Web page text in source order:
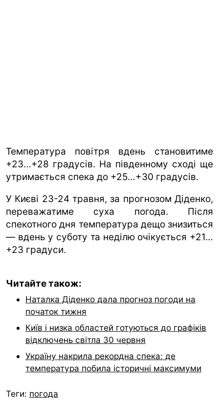
Температура повітря вдень становитиме
+23…+28 градусів. На південному сході ще
утримається спека до +25…+30 градусів.
У Києві 23-24 травня, за прогнозом Діденко,
переважатиме суха погода. Після
спекотного дня температура дещо знизиться
— вдень у суботу та неділю очікується +21…
+23 градуси.
Читайте також:
Наталка Діденко дала прогноз погоди на
початок тижня
Київ і низка областей готуються до графіків
відключень світла 30 червня
Україну накрила рекордна спека: де
температура побила історичні максимуми
Теги: погода